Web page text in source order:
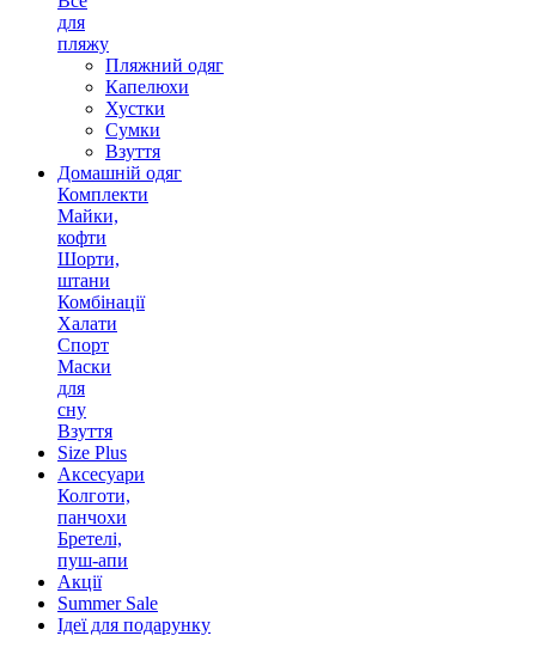
для
пляжу
Пляжний одяг
Капелюхи
Хустки
Сумки
Взуття
Домашній одяг
Комплекти
Майки,
кофти
Шорти,
штани
Комбінації
Халати
Спорт
Маски
для
сну
Взуття
Size Plus
Аксесуари
Колготи,
панчохи
Бретелі,
пуш-апи
Акції
Summer Sale
Ідеї для подарунку